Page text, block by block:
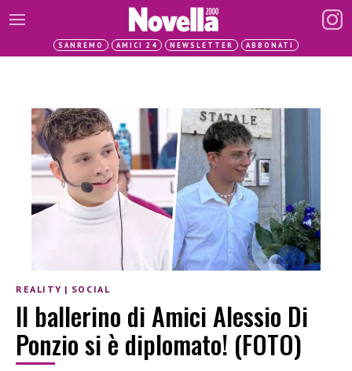
SANREMO AMICI 24 NEWSLETTER ABBONATI
REALITY | SOCIAL
Il ballerino di Amici Alessio Di
Ponzio si è diplomato! (FOTO)